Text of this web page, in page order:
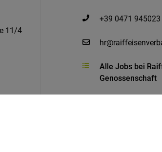
11/4
+39 0471 945023
Alle Jobs bei
Genossenschaft